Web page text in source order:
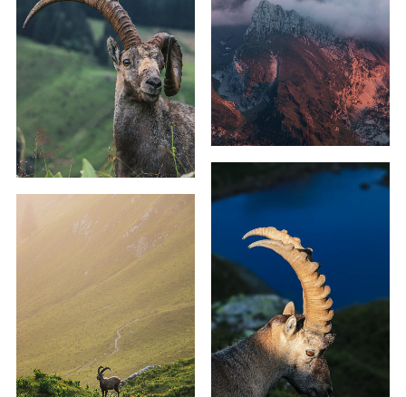
69,00€–129,00€
59,00€–179,00 €
59,00€–179,00
59,00€ –179,00